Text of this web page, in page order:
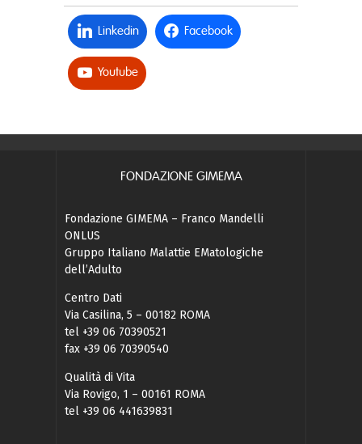
Linkedin Facebook
Youtube
FONDAZIONE GIMEMA
Fondazione GIMEMA – Franco Mandelli
ONLUS
Gruppo Italiano Malattie EMatologiche
dell’Adulto
Centro Dati
Via Casilina, 5 – 00182 ROMA
tel +39 06 70390521
fax +39 06 70390540
Qualità di Vita
Via Rovigo, 1 – 00161 ROMA
tel +39 06 441639831